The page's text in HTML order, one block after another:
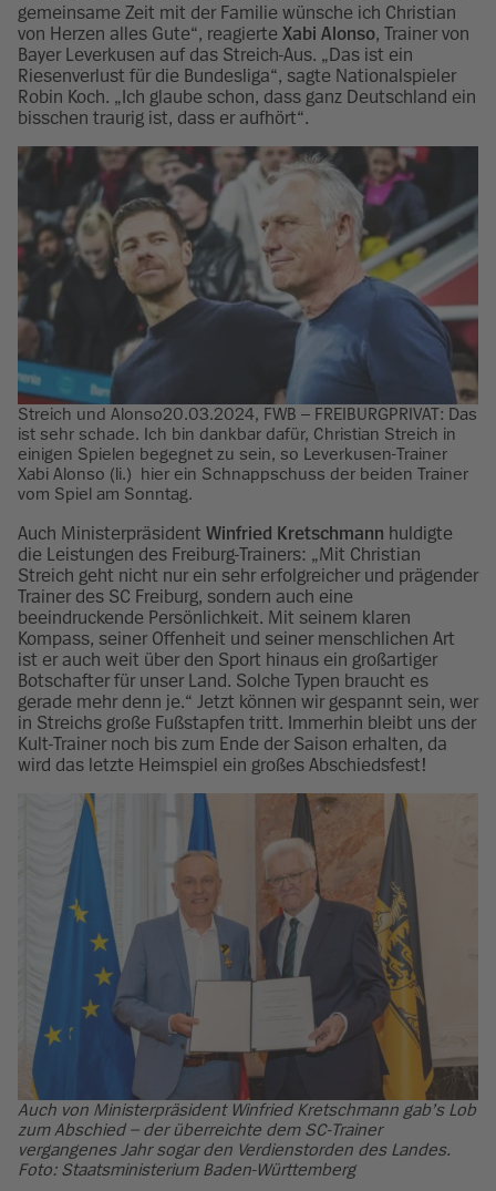
gemeinsame Zeit mit der Familie wünsche ich Christian
von Herzen alles Gute“, reagierte Xabi Alonso, Trainer von
Bayer Leverkusen auf das Streich-Aus. „Das ist ein
Riesenverlust für die Bundesliga“, sagte Nationalspieler
Robin Koch. „Ich glaube schon, dass ganz Deutschland ein
bisschen traurig ist, dass er aufhört“.
Streich und Alonso20.03.2024, FWB – FREIBURGPRIVAT: Das
ist sehr schade. Ich bin dankbar dafür, Christian Streich in
einigen Spielen begegnet zu sein, so Leverkusen-Trainer
Xabi Alonso (li.)  hier ein Schnappschuss der beiden Trainer
vom Spiel am Sonntag.
Auch Ministerpräsident Winfried Kretschmann huldigte
die Leistungen des Freiburg-Trainers: „Mit Christian
Streich geht nicht nur ein sehr erfolgreicher und prägender
Trainer des SC Freiburg, sondern auch eine
beeindruckende Persönlichkeit. Mit seinem klaren
Kompass, seiner Offenheit und seiner menschlichen Art
ist er auch weit über den Sport hinaus ein großartiger
Botschafter für unser Land. Solche Typen braucht es
gerade mehr denn je.“ Jetzt können wir gespannt sein, wer
in Streichs große Fußstapfen tritt. Immerhin bleibt uns der
Kult-Trainer noch bis zum Ende der Saison erhalten, da
wird das letzte Heimspiel ein großes Abschiedsfest!
Auch von Ministerpräsident Winfried Kretschmann gab’s Lob
zum Abschied – der überreichte dem SC-Trainer
vergangenes Jahr sogar den Verdienstorden des Landes.
Foto: Staatsministerium Baden-Württemberg